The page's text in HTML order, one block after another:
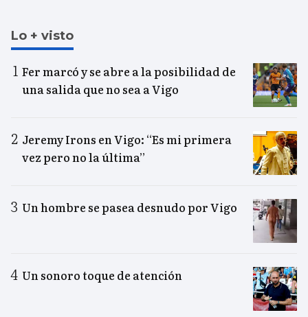
Lo + visto
Fer marcó y se abre a la posibilidad de
una salida que no sea a Vigo
Jeremy Irons en Vigo: “Es mi primera
vez pero no la última”
Un hombre se pasea desnudo por Vigo
Un sonoro toque de atención